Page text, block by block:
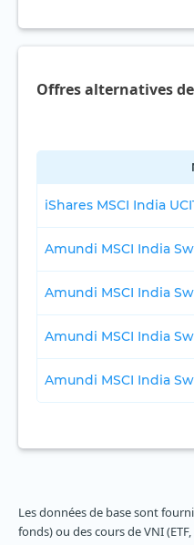
Offres alternatives
iShares MSCI India
Amundi MSCI India
Amundi MSCI India
Amundi MSCI India
Amundi MSCI India
Les données de base sont
fonds) ou des cours de VNI